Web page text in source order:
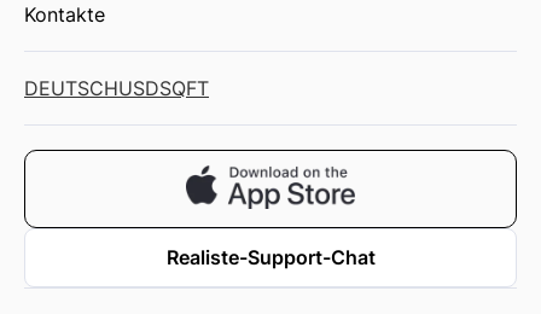
Kontakte
DEUTSCHUSDSQFT
Realiste-Support-Chat